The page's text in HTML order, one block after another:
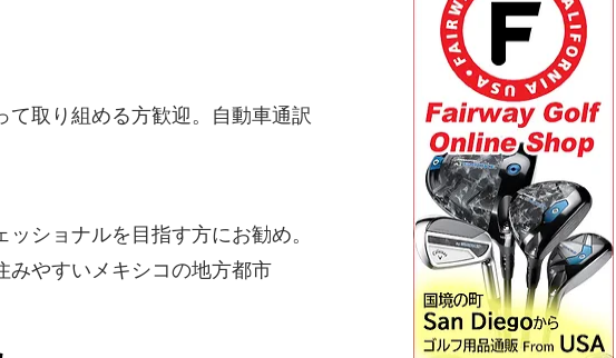
取り組める方歓迎。自動車通訳
ショナルを目指す方にお勧め。
みやすいメキシコの地方都市